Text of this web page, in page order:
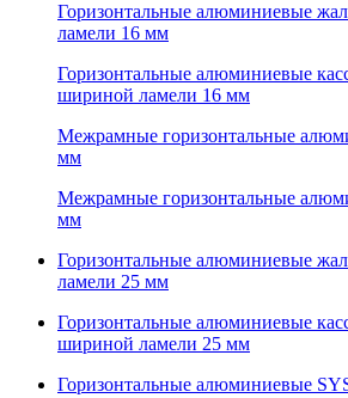
Горизонтальные алюминиевые
ламели 16 мм
Горизонтальные алюминиевые
шириной ламели 16 мм
Межрамные горизонтальные
мм
Межрамные горизонтальные
мм
Горизонтальные алюминиевые
ламели 25 мм
Горизонтальные алюминиевые
шириной ламели 25 мм
Горизонтальные алюминиевые